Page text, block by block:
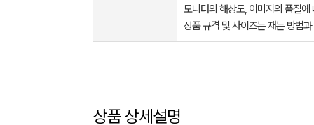
모니터의 해상도, 이미지의 품질
상품 규격 및 사이즈는 재는 방법
상품 상세설명